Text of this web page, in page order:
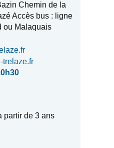
Chemin de la
Accès bus : ligne
ou Malaquais
trelaze.fr
partir de 3 ans